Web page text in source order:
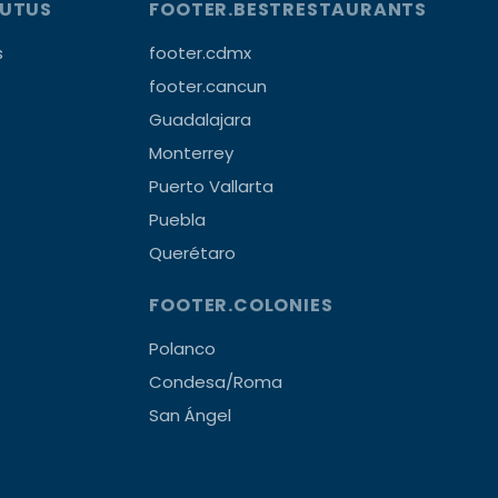
FOOTER.BESTRESTAURANTS
footer.cdmx
footer.cancun
Guadalajara
Monterrey
Puerto Vallarta
Puebla
Querétaro
FOOTER.COLONIES
Polanco
Condesa/Roma
San Ángel